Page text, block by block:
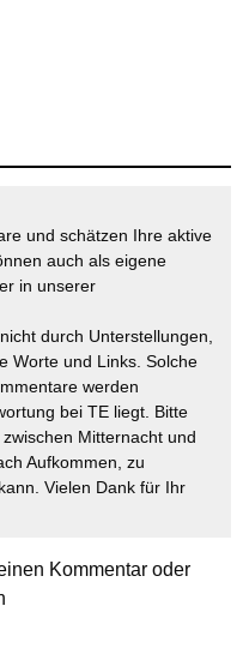
und schätzen Ihre aktive
auch als eigene
in unserer
durch Unterstellungen,
Worte und Links. Solche
werden
bei TE liegt. Bitte
Mitternacht und
Aufkommen, zu
Vielen Dank für Ihr
Kommentar oder